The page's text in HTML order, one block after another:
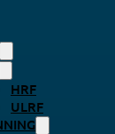
HRF
ULRF